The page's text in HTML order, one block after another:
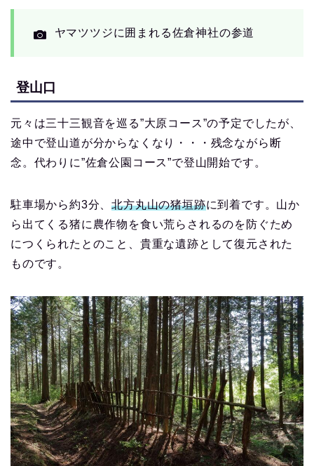
ヤマツツジに囲まれる佐倉神社の参道
登山口
元々は三十三観音を巡る”大原コース”の予定でしたが、
途中で登山道が分からなくなり・・・残念ながら断
念。代わりに”佐倉公園コース”で登山開始です。
駐車場から約3分、北方丸山の猪垣跡に到着です。山か
ら出てくる猪に農作物を食い荒らされるのを防ぐため
につくられたとのこと、貴重な遺跡として復元された
ものです。